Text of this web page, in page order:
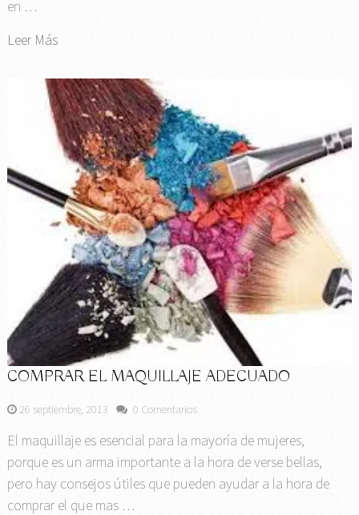
en …
Leer Más
COMPRAR EL MAQUILLAJE ADECUADO
26 septiembre, 2013 0 Comentarios
El maquillaje es esencial para la mayoría de mujeres,
porque es un arma importante a la hora de verse bellas,
pero hay consejos útiles que pueden ayudar a la hora de
comprar el que mas …